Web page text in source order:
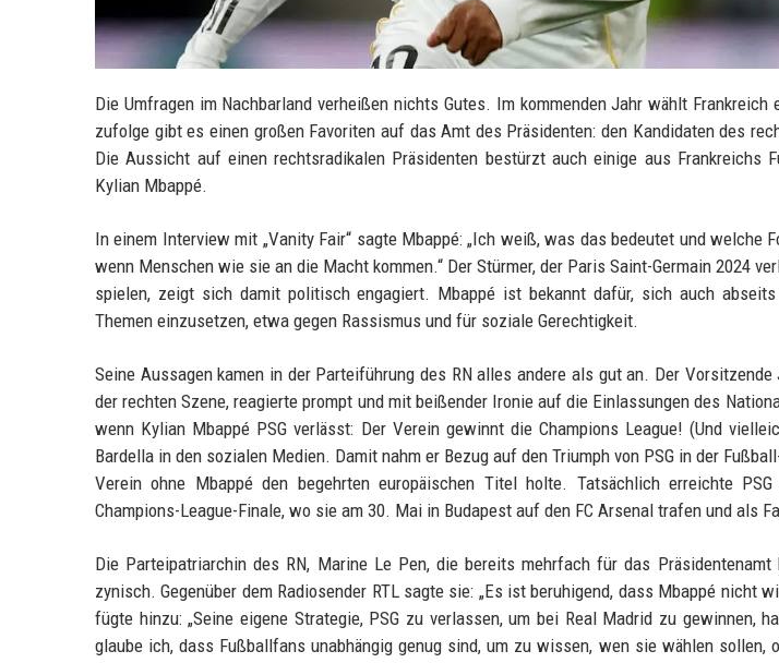
Die Umfragen im Nachbarland verheißen nichts Gutes. Im kommenden Jahr wählt Frankreich
zufolge gibt es einen großen Favoriten auf das Amt des Präsidenten: den Kandidaten des
Die Aussicht auf einen rechtsradikalen Präsidenten bestürzt auch einige aus Frankreichs
Kylian Mbappé.
In einem Interview mit „Vanity Fair“ sagte Mbappé: „Ich weiß, was das bedeutet und welche
wenn Menschen wie sie an die Macht kommen.“ Der Stürmer, der Paris Saint-Germain 2024
spielen, zeigt sich damit politisch engagiert. Mbappé ist bekannt dafür, sich auch
Themen einzusetzen, etwa gegen Rassismus und für soziale Gerechtigkeit.
Seine Aussagen kamen in der Parteiführung des RN alles andere als gut an. Der
der rechten Szene, reagierte prompt und mit beißender Ironie auf die Einlassungen des
wenn Kylian Mbappé PSG verlässt: Der Verein gewinnt die Champions League! (Und
Bardella in den sozialen Medien. Damit nahm er Bezug auf den Triumph von PSG in der
Verein ohne Mbappé den begehrten europäischen Titel holte. Tatsächlich erreichte
Champions-League-Finale, wo sie am 30. Mai in Budapest auf den FC Arsenal trafen und als
Die Parteipatriarchin des RN, Marine Le Pen, die bereits mehrfach für das
zynisch. Gegenüber dem Radiosender RTL sagte sie: „Es ist beruhigend, dass Mbappé nicht
fügte hinzu: „Seine eigene Strategie, PSG zu verlassen, um bei Real Madrid zu gewinnen,
glaube ich, dass Fußballfans unabhängig genug sind, um zu wissen, wen sie wählen sollen,